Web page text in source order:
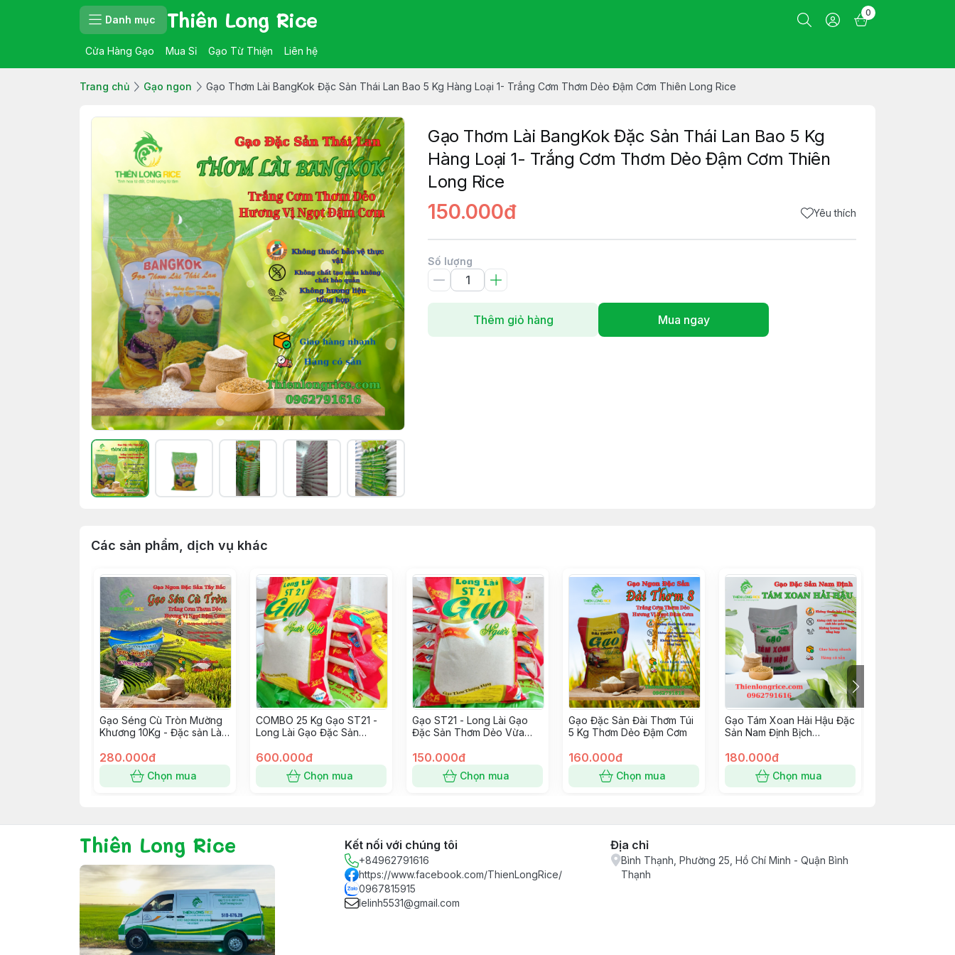
Danh mục Thiên Long Rice 0
Cửa Hàng Gạo Mua Sỉ Gạo Từ Thiện Liên hệ
Trang chủ Gạo ngon Gạo Thơm Lài BangKok Đặc Sản Thái Lan Bao 5 Kg Hàng Loại 1- Trắng Cơm Thơm Dẻo Đậm Cơm Thiên Long Rice
Gạo Thơm Lài BangKok Đặc Sản Thái Lan Bao 5 Kg
Hàng Loại 1- Trắng Cơm Thơm Dẻo Đậm Cơm Thiên
Long Rice
150.000đ Yêu thích
Số lượng
Thêm giỏ hàng Mua ngay
Các sản phẩm, dịch vụ khác
Gạo Séng Cù Tròn Mường
Khương 10Kg - Đặc sản Lào
280.000đ
Chọn mua
COMBO 25 Kg Gạo ST21 -
Long Lài Gạo Đặc Sản
600.000đ
Chọn mua
Gạo ST21 - Long Lài Gạo
Đặc Sản Thơm Dẻo Vừa
150.000đ
Chọn mua
Gạo Đặc Sản Đài Thơm Túi
5 Kg Thơm Dẻo Đậm Cơm
160.000đ
Chọn mua
Gạo Tám Xoan Hải Hậu Đặc
Sản Nam Định Bịch
Hàng Loại 1
180.000đ
Chọn mua
Thiên Long Rice Kết nối với chúng tôi
+84962791616
https://www.facebook.com/ThienLongRice/
0967815915
lelinh5531@gmail.com
Địa chỉ
Bình Thạnh, Phường 25, Hồ Chí Minh - Quận Bình
Thạnh